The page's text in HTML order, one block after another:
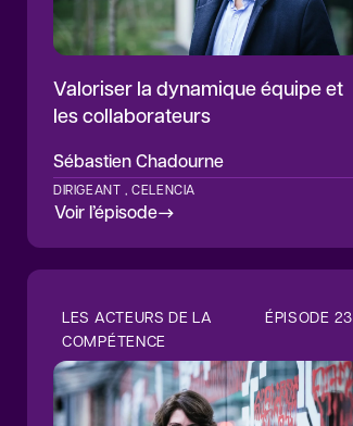
Valoriser la dynamique équipe et
les collaborateurs
SébastienChadourne
DIRIGEANT , CELENCIA
Voir l’épisode
LES ACTEURS DE LA
COMPÉTENCE
ÉPISODE 23